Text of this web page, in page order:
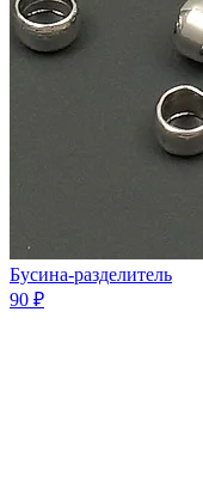
Бусина-разделитeль
90 ₽